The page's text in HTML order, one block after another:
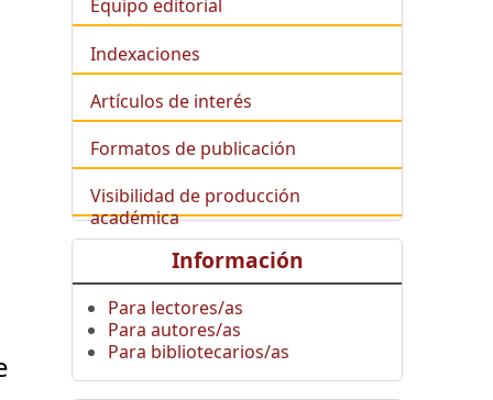
Equipo editorial
Indexaciones
Artículos de interés
Formatos de publicación
Visibilidad de producción
académica
Información
Para lectores/as
Para autores/as
Para bibliotecarios/as